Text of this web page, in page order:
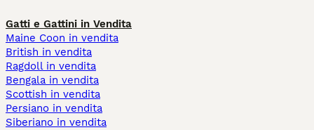
Gatti e Gattini in Vendita
Maine Coon in vendita
British in vendita
Ragdoll in vendita
Bengala in vendita
Scottish in vendita
Persiano in vendita
Siberiano in vendita